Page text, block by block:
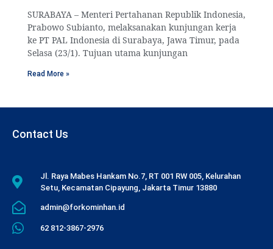
SURABAYA – Menteri Pertahanan Republik Indonesia,
Prabowo Subianto, melaksanakan kunjungan kerja
ke PT PAL Indonesia di Surabaya, Jawa Timur, pada
Selasa (23/1). Tujuan utama kunjungan
Read More »
Contact Us
Jl. Raya Mabes Hankam No.7, RT 001 RW 005, Kelurahan
Setu, Kecamatan Cipayung, Jakarta Timur 13880
admin@forkominhan.id
62 812-3867-2976